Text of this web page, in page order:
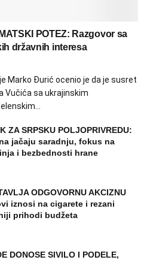
POTEZ: Razgovor sa
državnih interesa
Marko Đurić ocenio je da je susret
Vučića sa ukrajinskim
ZA SRPSKU POLJOPRIVREDU:
jačaju saradnju, fokus na
i bezbednosti hrane
ODGOVORNU AKCIZNU
iznosi na cigarete i rezani
prihodi budžeta
DONOSE SIVILO I PODELE,